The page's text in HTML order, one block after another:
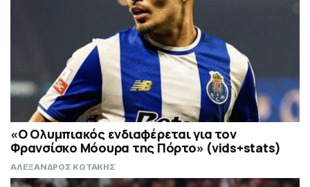
«Ο Ολυμπιακός ενδιαφέρεται για τον
Φρανσίσκο Μόουρα της Πόρτο» (vids+stats)
ΑΛΕΞΑΝΔΡΟΣ ΚΩΤΑΚΗΣ